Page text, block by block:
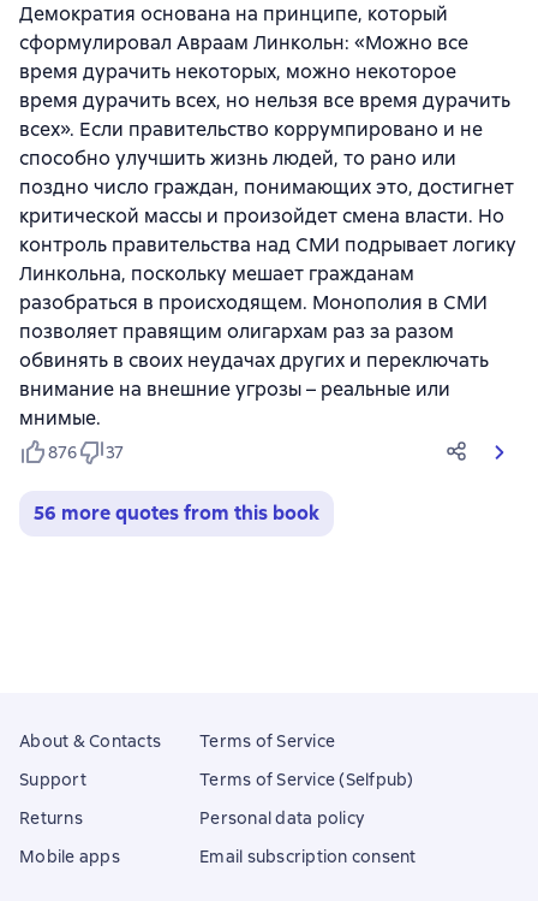
Демократия основана на принципе, который
сформулировал Авраам Линкольн: «Можно все
время дурачить некоторых, можно некоторое
время дурачить всех, но нельзя все время дурачить
всех». Если правительство коррумпировано и не
способно улучшить жизнь людей, то рано или
поздно число граждан, понимающих это, достигнет
критической массы и произойдет смена власти. Но
контроль правительства над СМИ подрывает логику
Линкольна, поскольку мешает гражданам
разобраться в происходящем. Монополия в СМИ
позволяет правящим олигархам раз за разом
обвинять в своих неудачах других и переключать
внимание на внешние угрозы – реальные или
мнимые.
876 37
56 more quotes from this book
About & Contacts
Support
Returns
Mobile apps
Terms of Service
Terms of Service (Selfpub)
Personal data policy
Email subscription consent